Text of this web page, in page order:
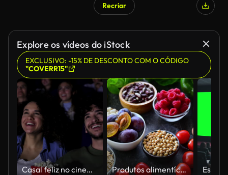
Recriar
Explore os vídeos do iStock
EXCLUSIVO: -15% DE DESCONTO COM O CÓDIGO
"COVERR15"
Casal feliz no cinema assistindo a um filme de comédia Produtos alimentícios que melhoram a saúde digestiva